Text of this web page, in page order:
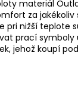
materiál
za jakékoliv
pri nižší teplote
prací symboly
jehož koupí